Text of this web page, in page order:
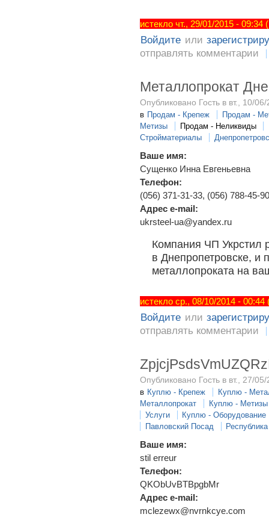
истекло чт., 29/01/2015 -
Войдите или
отправлять комментарии
Металлопрокат
Опубликовано Гость в вт., 10/
в Продам - Крепеж
Продам -
Метизы
Продам - Неликвиды
Стройматериалы
Ваше имя:
Сущенко Инна Евгеньевна
Телефон:
(056) 371-31-33, (056) 788-45-
Адрес e-mail:
ukrsteel-ua@yandex.ru
Компания ЧП Укрстил
в Днепропетровске, и
металлопроката на
истекло ср., 08/10/2014 -
Войдите или
отправлять комментарии
Опубликовано Гость в вт., 27/
в Куплю - Крепеж
Куплю -
Металлопрокат
Куплю - Метизы
Услуги
Куплю - Оборудование
Павловский Посад
Ваше имя:
stil erreur
Телефон:
QKObUvBTBpgbMr
Адрес e-mail:
mclezewx@nvrnkcye.com